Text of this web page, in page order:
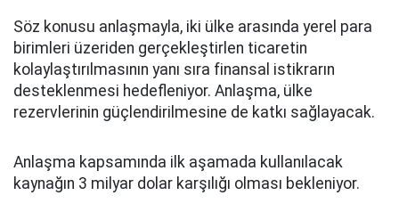
Söz konusu anlaşmayla, iki ülke arasında yerel para
birimleri üzeriden gerçekleştirlen ticaretin
kolaylaştırılmasının yanı sıra finansal istikrarın
desteklenmesi hedefleniyor. Anlaşma, ülke
rezervlerinin güçlendirilmesine de katkı sağlayacak.
Anlaşma kapsamında ilk aşamada kullanılacak
kaynağın 3 milyar dolar karşılığı olması bekleniyor.